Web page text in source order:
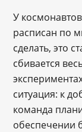
У
расписан по
сделать, это
сбивается
ситуация: к
команда
обеспечении